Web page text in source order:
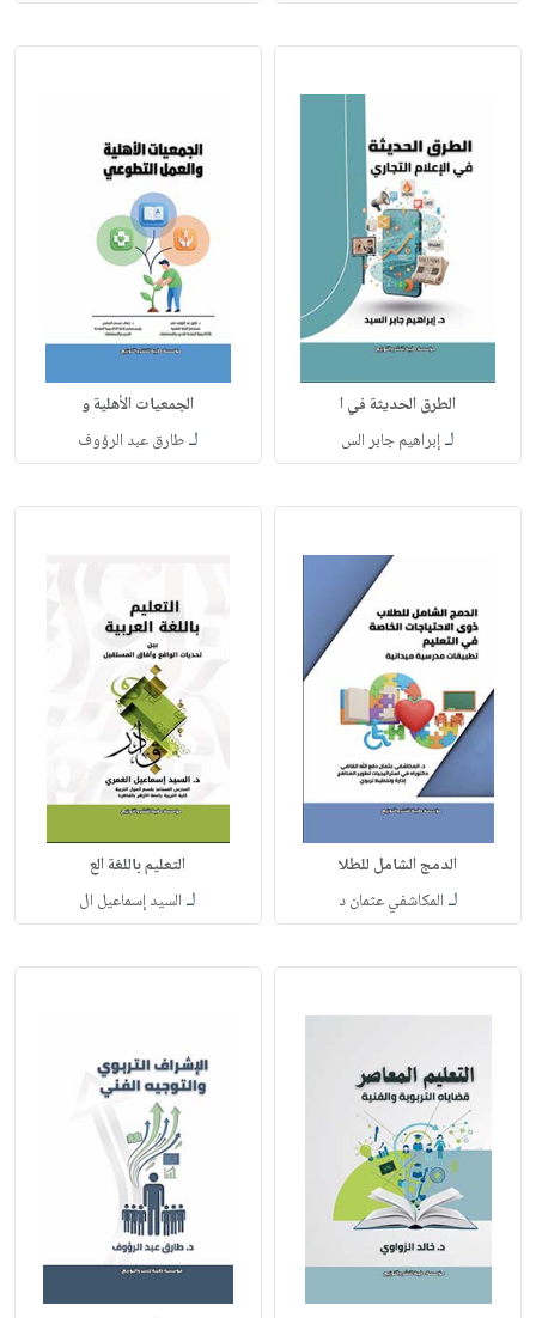
الطرق الحديثة في ا
لـإبراهيم جابر الس
الجمعيات الأهلية و
لـطارق عبد الرؤوف
الدمج الشامل للطلا
لـ المكاشفي عثمان د
التعليم باللغة الع
لـ السيد إسماعيل ال